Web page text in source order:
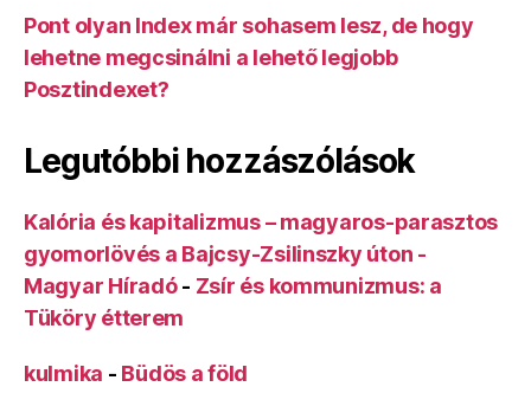
Pont olyan Index már sohasem lesz, de hogy
lehetne megcsinálni a lehető legjobb
Posztindexet?
Legutóbbi hozzászólások
Kalória és kapitalizmus – magyaros-parasztos
gyomorlövés a Bajcsy-Zsilinszky úton -
Magyar Híradó- Zsír és kommunizmus: a
Tüköry étterem
kulmika - Büdös a föld